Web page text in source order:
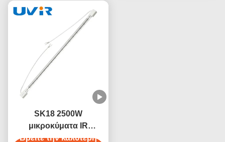
SK18 2500W
μικροκύματα IR
λαμπτήρα θερμότητας
Βρείτε την καλύτερη